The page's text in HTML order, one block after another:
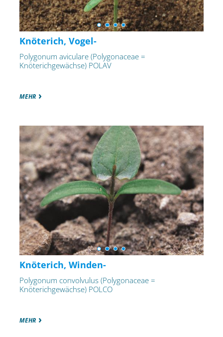
Knöterich, Vogel-
Polygonum aviculare (Polygonaceae =
Knöterichgewächse) POLAV
MEHR
Knöterich, Winden-
Polygonum convolvulus (Polygonaceae =
Knöterichgewächse) POLCO
MEHR